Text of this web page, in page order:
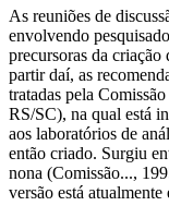
As reuniões de
envolvendo
precursoras da
partir daí, as
tratadas pela
RS/SC), na qual está
aos laboratórios de
então criado. Surgiu
nona (Comissão...,
versão está atualmente